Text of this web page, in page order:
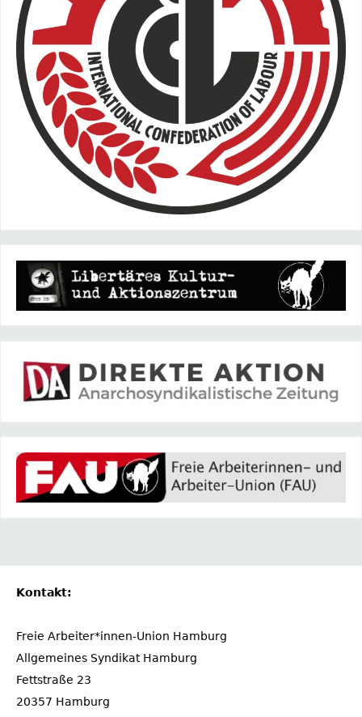
Kontakt:
Freie Arbeiter*innen-Union Hamburg
Allgemeines Syndikat Hamburg
Fettstraße 23
20357 Hamburg